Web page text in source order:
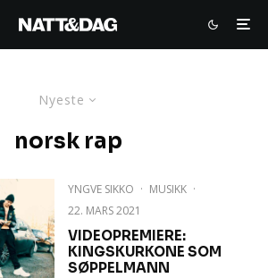
Nyeste
norsk rap
YNGVE SIKKO · MUSIKK ·
22. MARS 2021
VIDEOPREMIERE:
KINGSKURKONE SOM
SØPPELMANN